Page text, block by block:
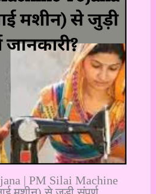
| PM Silai Machine